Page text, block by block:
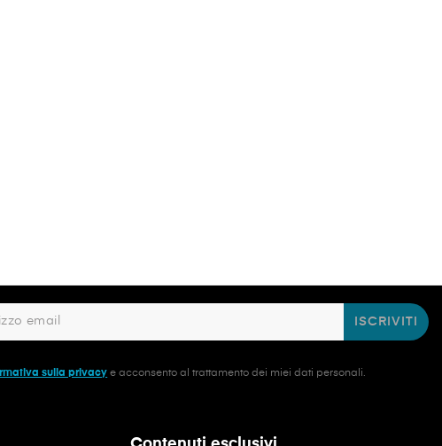
ISCRIVITI
sulla privacy e acconsento al trattamento dei miei dati personali.